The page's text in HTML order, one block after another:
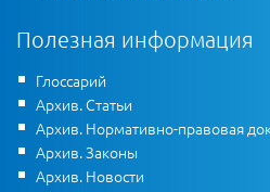
Полезная информация
Глоссарий
Архив. Статьи
Архив. Нормативно-правовая
Архив. Законы
Архив. Новости